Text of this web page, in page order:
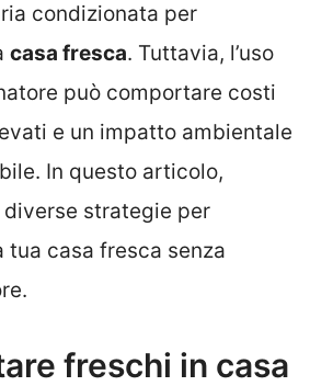
condizionata per
casa fresca. Tuttavia, l’uso
può comportare costi
e un impatto ambientale
In questo articolo,
strategie per
tua casa fresca senza
freschi in casa